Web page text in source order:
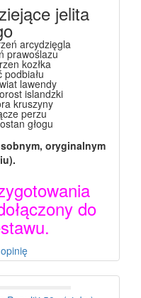
jelita
arcydzięgla
prawoślazu
kozłka
lawendy
islandzki
kruszyny
perzu
głogu
oryginalnym
do